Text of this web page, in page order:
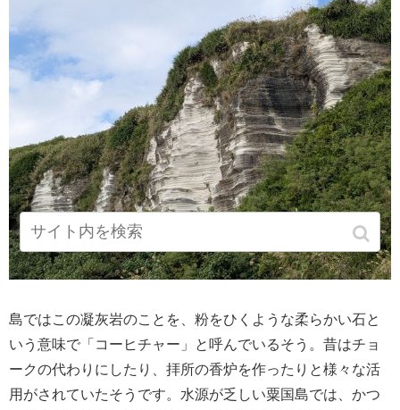
島ではこの凝灰岩のことを、粉をひくような柔らかい石と
いう意味で「コーヒチャー」と呼んでいるそう。昔はチョ
ークの代わりにしたり、拝所の香炉を作ったりと様々な活
用がされていたそうです。水源が乏しい粟国島では、かつ